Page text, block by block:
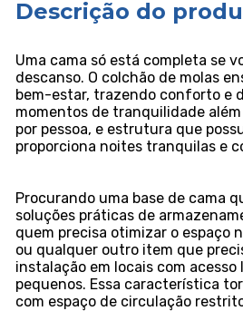
Descrição do
Uma cama só está completa se
descanso. O colchão de molas
bem-estar, trazendo conforto e
momentos de tranquilidade
por pessoa, e estrutura que
proporciona noites tranquilas e
Procurando uma base de cama
soluções práticas de
quem precisa otimizar o espaço
ou qualquer outro item que
instalação em locais com
pequenos. Essa característica
com espaço de circulação